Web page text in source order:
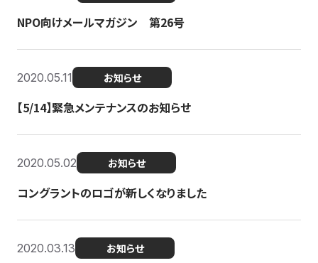
NPO向けメールマガジン 第26号
2020.05.11 お知らせ
【5/14】緊急メンテナンスのお知らせ
2020.05.02 お知らせ
コングラントのロゴが新しくなりました
2020.03.13 お知らせ